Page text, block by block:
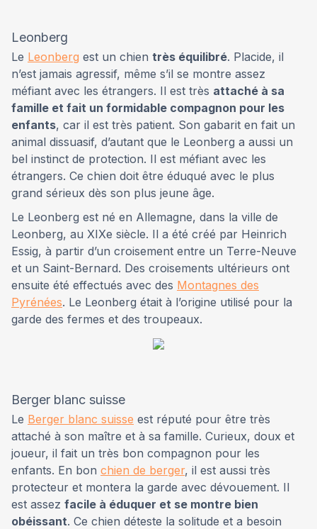
Leonberg
Le Leonberg est un chien très équilibré. Placide, il
n’est jamais agressif, même s’il se montre assez
méfiant avec les étrangers. Il est très attaché à sa
famille et fait un formidable compagnon pour les
enfants, car il est très patient. Son gabarit en fait un
animal dissuasif, d’autant que le Leonberg a aussi un
bel instinct de protection. Il est méfiant avec les
étrangers. Ce chien doit être éduqué avec le plus
grand sérieux dès son plus jeune âge.
Le Leonberg est né en Allemagne, dans la ville de
Leonberg, au XIXe siècle. Il a été créé par Heinrich
Essig, à partir d’un croisement entre un Terre-Neuve
et un Saint-Bernard. Des croisements ultérieurs ont
ensuite été effectués avec des Montagnes des
Pyrénées. Le Leonberg était à l’origine utilisé pour la
garde des fermes et des troupeaux.
Berger blanc suisse
Le Berger blanc suisse est réputé pour être très
attaché à son maître et à sa famille. Curieux, doux et
joueur, il fait un très bon compagnon pour les
enfants. En bon chien de berger, il est aussi très
protecteur et montera la garde avec dévouement. Il
est assez facile à éduquer et se montre bien
obéissant. Ce chien déteste la solitude et a besoin